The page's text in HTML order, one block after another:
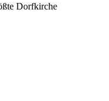
Dorfkirche